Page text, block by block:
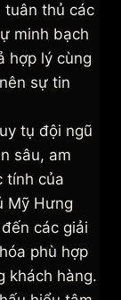
tuân thủ các
minh bạch
hợp lý cùng
sự tin
tụ đội ngũ
sâu, am
tính của
Mỹ Hưng
các giải
phù hợp
khách hàng.